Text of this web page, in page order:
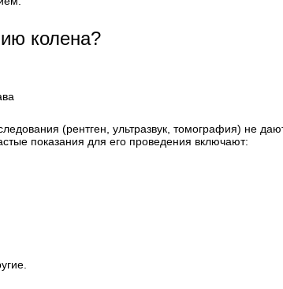
колена?
(рентген, ультразвук, томография) не
показания для его проведения включают: